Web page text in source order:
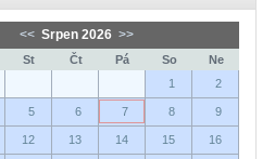
<< Srpen 2026 >>
St Čt Pá So
Ne
1
2
5 6 7 8 9
12 13 14 15 16